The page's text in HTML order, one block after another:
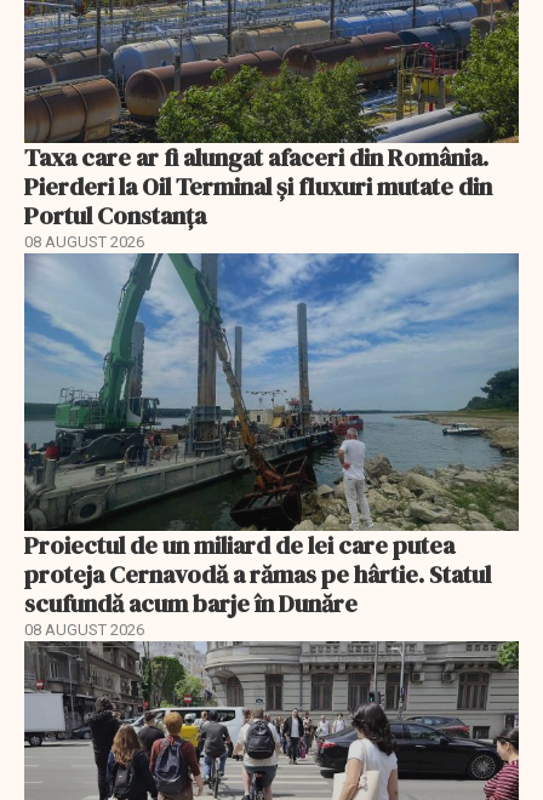
Taxa care ar fi alungat afaceri din România.
Pierderi la Oil Terminal și fluxuri mutate din
Portul Constanța
08 AUGUST 2026
Proiectul de un miliard de lei care putea
proteja Cernavodă a rămas pe hârtie. Statul
scufundă acum barje în Dunăre
08 AUGUST 2026